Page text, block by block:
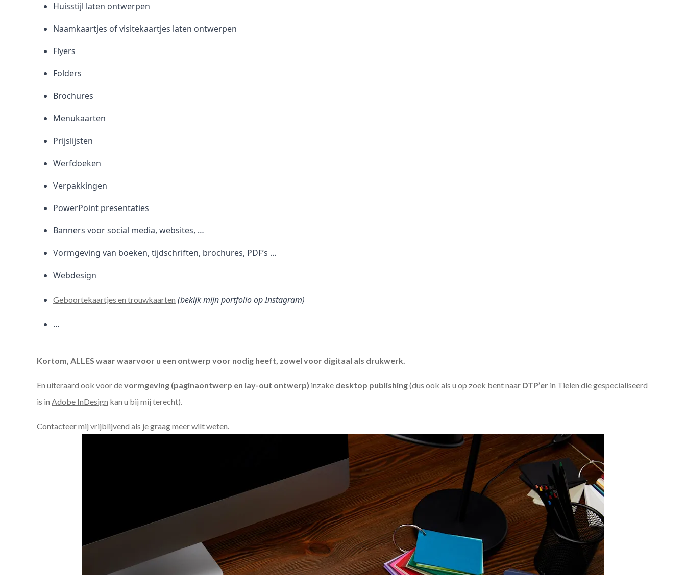
Huisstijl laten ontwerpen
Naamkaartjes of visitekaartjes laten ontwerpen
Flyers
Folders
Brochures
Menukaarten
Prijslijsten
Werfdoeken
Verpakkingen
PowerPoint presentaties
Banners voor social media, websites, …
Vormgeving van boeken, tijdschriften, brochures, PDF’s …
Webdesign
Geboortekaartjes en trouwkaarten (bekijk mijn portfolio op Instagram)
…
Kortom, ALLES waar waarvoor u een ontwerp voor nodig heeft, zowel voor digitaal als drukwerk.
En uiteraard ook voor devormgeving (paginaontwerp en lay-out ontwerp) inzake desktop publishing(dus ook als u op zoek bent naar DTP’er in Tielen die gespecialiseerd
is in Adobe InDesign kan u bij mij terecht).
Contacteermij vrijblijvend als je graag meer wilt weten.